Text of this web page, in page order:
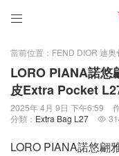

當前位置： FEND DIOR 迪
LORO PIANA諾悠
皮Extra Pocket
2025年 4月 9日 下午6:59
分類： Extra Bag L27 
LORO PIANA諾悠翩